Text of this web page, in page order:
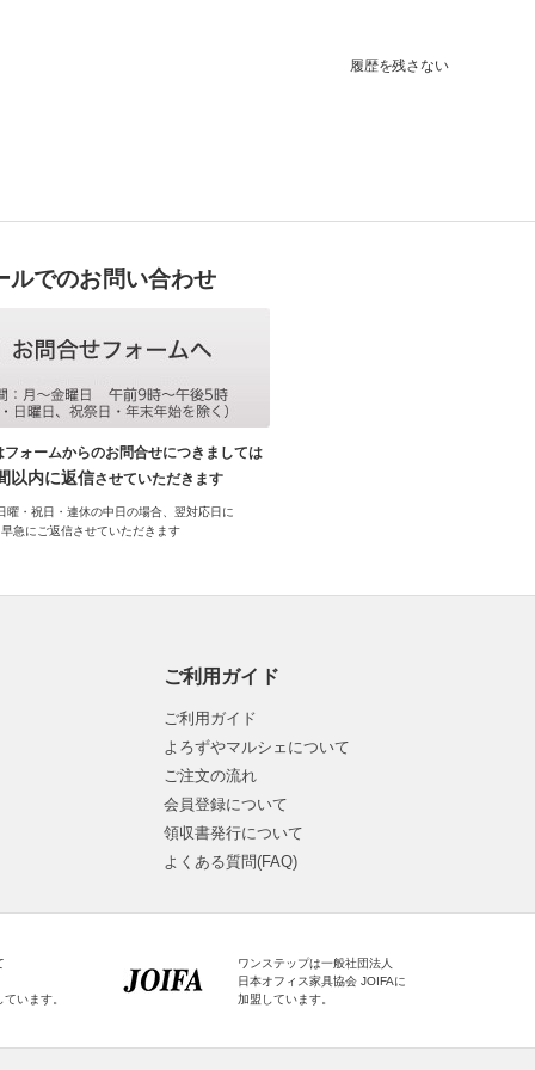
履歴を残さない
ルでのお問い合わせ
フォームからのお問合せにつきましては
以内に返信させていただきます
曜・祝日・連休の中日の場合、翌対応日に
早急にご返信させていただきます
ご利用ガイド
ご利用ガイド
よろずやマルシェについて
ご注文の流れ
会員登録について
領収書発行について
よくある質問(FAQ)
います。
ワンステップは一般社団法人
日本オフィス家具協会 JOIFAに
加盟しています。